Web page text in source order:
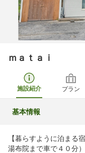
ｍａｔａｉ
施設紹介 プラン
基本情報
【暮らすように泊まる
湯布院まで車で４０分）